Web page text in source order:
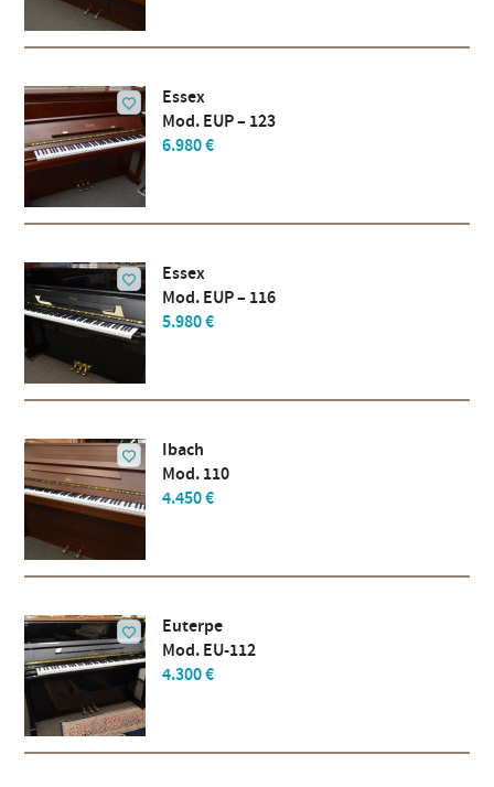
Essex
Mod. EUP – 123
6.980 €
Essex
Mod. EUP – 116
5.980 €
Ibach
Mod. 110
4.450 €
Euterpe
Mod. EU-112
4.300 €